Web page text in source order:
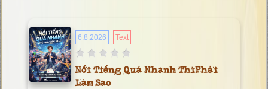
6.8.2026 Text
Nổi Tiếng Quá Nhanh Thì Phải
Làm Sao